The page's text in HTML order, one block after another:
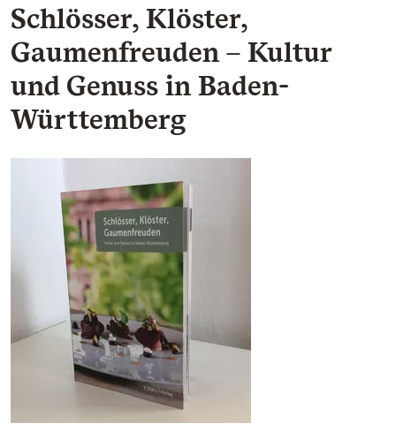
Schlösser, Klöster,
Gaumenfreuden – Kultur
und Genuss in Baden-
Württemberg